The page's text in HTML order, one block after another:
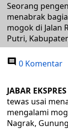
Seorang
menabrak
mogok di Jalan
Putri,
0 Komentar
JABAR EKSPRES
tewas usai
mengalami
Nagrak,